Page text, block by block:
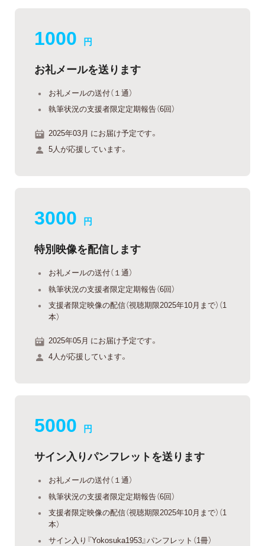
1000 円
お礼メールを送ります
お礼メールの送付（１通）
執筆状況の支援者限定定期報告（6回）
2025年03月 にお届け予定です。
5人が応援しています。
3000 円
特別映像を配信します
お礼メールの送付（１通）
執筆状況の支援者限定定期報告（6回）
支援者限定映像の配信（視聴期限2025年10月まで）（1
本）
2025年05月 にお届け予定です。
4人が応援しています。
5000 円
サイン入りパンフレットを送ります
お礼メールの送付（１通）
執筆状況の支援者限定定期報告（6回）
支援者限定映像の配信（視聴期限2025年10月まで）（1
本）
サイン入り『Yokosuka1953』パンフレット（1冊）